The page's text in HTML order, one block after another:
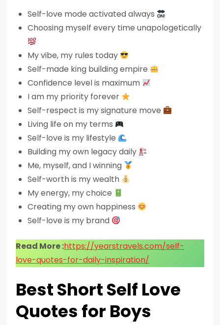
Self-love mode activated always
Choosing myself every time unapologetically
My vibe, my rules today
Self-made king building empire
Confidence level is maximum
I am my priority forever
Self-respect is my signature move
Living life on my terms
Self-love is my lifestyle
Building my own legacy daily
Me, myself, and I winning
Self-worth is my wealth
My energy, my choice
Creating my own happiness
Self-love is my brand
Read More :https://yearstravels.com/self-
love-quotes-for-daily-inspiration/
Best Short Self Love
Quotes for Boys